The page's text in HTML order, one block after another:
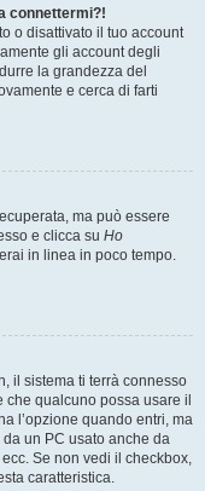
connettermi?!
o disattivato il tuo account
gli account degli
la grandezza del
e cerca di farti
ma può essere
e clicca su Ho
in linea in poco tempo.
il sistema ti terrà connesso
qualcuno possa usare il
l’opzione quando entri, ma
un PC usato anche da
Se non vedi il checkbox,
caratteristica.